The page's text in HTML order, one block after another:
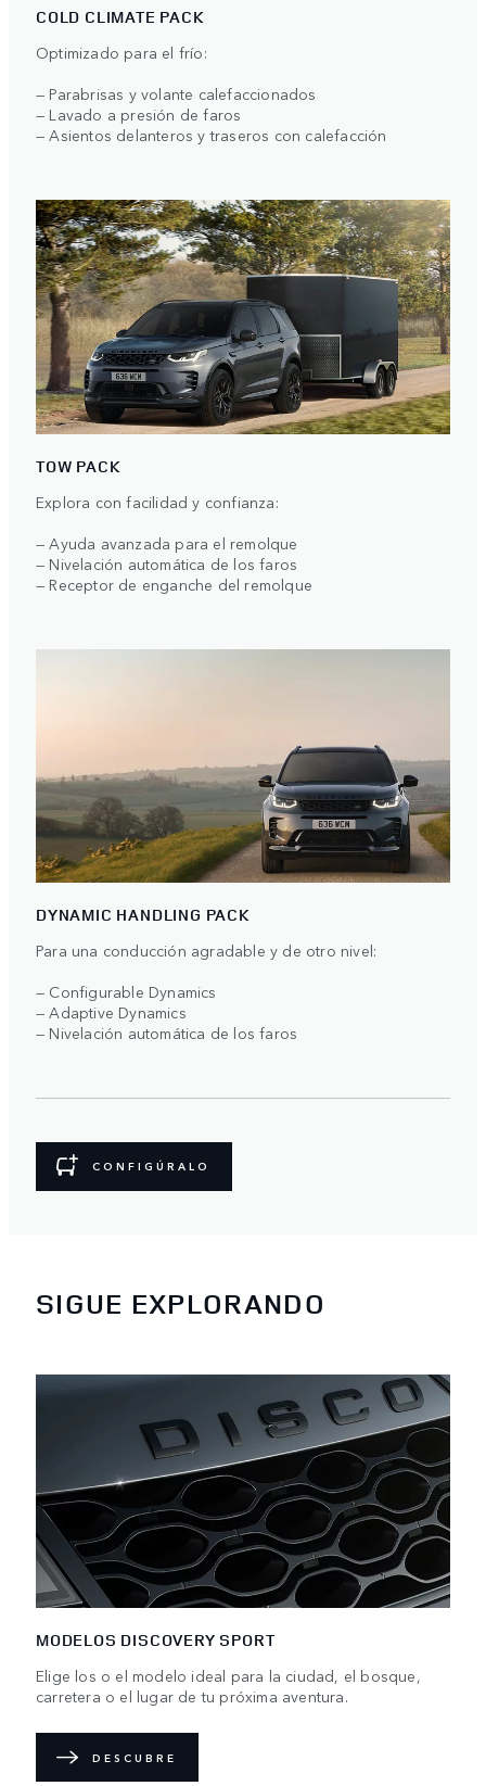
COLD CLIMATE PACK
Optimizado para el frío:
— Parabrisas y volante calefaccionados
— Lavado a presión de faros
— Asientos delanteros y traseros con calefacción
TOW PACK
Explora con facilidad y confianza:
— Ayuda avanzada para el remolque
— Nivelación automática de los faros
— Receptor de enganche del remolque
DYNAMIC HANDLING PACK
Para una conducción agradable y de otro nivel:
— Configurable Dynamics
— Adaptive Dynamics
— Nivelación automática de los faros
CONFIGÚRALO
SIGUE EXPLORANDO
MODELOS DISCOVERY SPORT
Elige los o el modelo ideal para la ciudad, el bosque,
carretera o el lugar de tu próxima aventura.
DESCUBRE